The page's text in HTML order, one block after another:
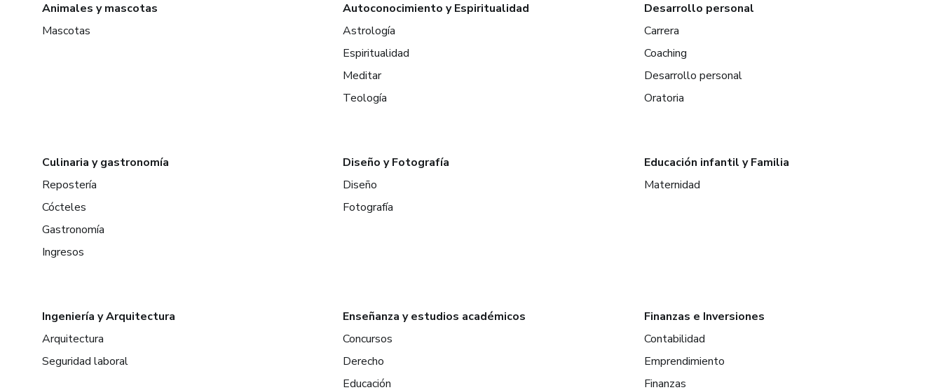
Animales y mascotas
Mascotas
Autoconocimiento y Espiritualidad
Astrología
Espiritualidad
Meditar
Teología
Desarrollo personal
Carrera
Coaching
Desarrollo personal
Oratoria
Culinaria y gastronomía
Repostería
Cócteles
Gastronomía
Ingresos
Diseño y Fotografía
Diseño
Fotografía
Educación infantil y Familia
Maternidad
Ingeniería y Arquitectura
Arquitectura
Seguridad laboral
Enseñanza y estudios académicos
Concursos
Derecho
Educación
Finanzas e Inversiones
Contabilidad
Emprendimiento
Finanzas